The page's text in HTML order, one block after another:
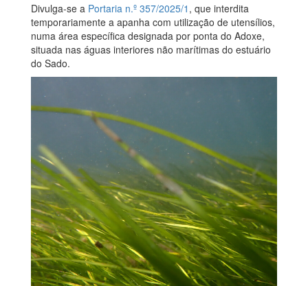
Divulga-se a Portaria n.º 357/2025/1 , que interdita
temporariamente a apanha com utilização de utensílios,
numa área específica designada por ponta do Adoxe,
situada nas águas interiores não marítimas do estuário
do Sado.